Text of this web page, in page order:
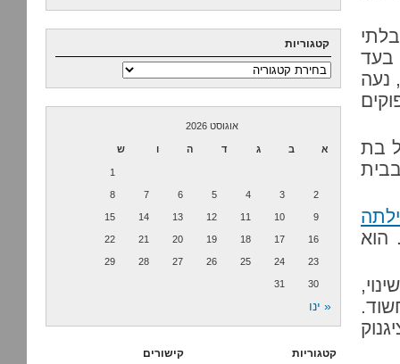
בעד
3: השופטת, נעה
בת
הוא
קטגוריות
קטגוריות
אוגוסט 2026
א ב ג ד ה ו ש
1
2
3
4
5
6
7
8
9
10
11
12
13
14
15
16
17
18
19
20
21
22
23
24
25
26
27
28
29
30
31
« ינו
קטגוריות קישורים